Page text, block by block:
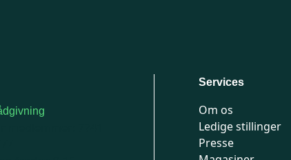
Services
Om os
Ledige stillinger
Presse